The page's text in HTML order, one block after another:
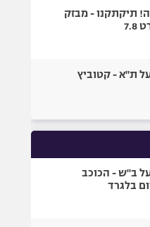
תיקתקנו - מבזק
ת"א - קטוביץ
ב"ש - הכוכב
בלגרד